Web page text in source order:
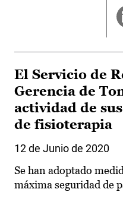
El Servicio de
Gerencia de
actividad de
de fisioterapia
12 de Junio de 2020
Se han adoptado
máxima seguridad de